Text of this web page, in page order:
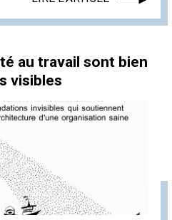
au travail sont bien
visibles